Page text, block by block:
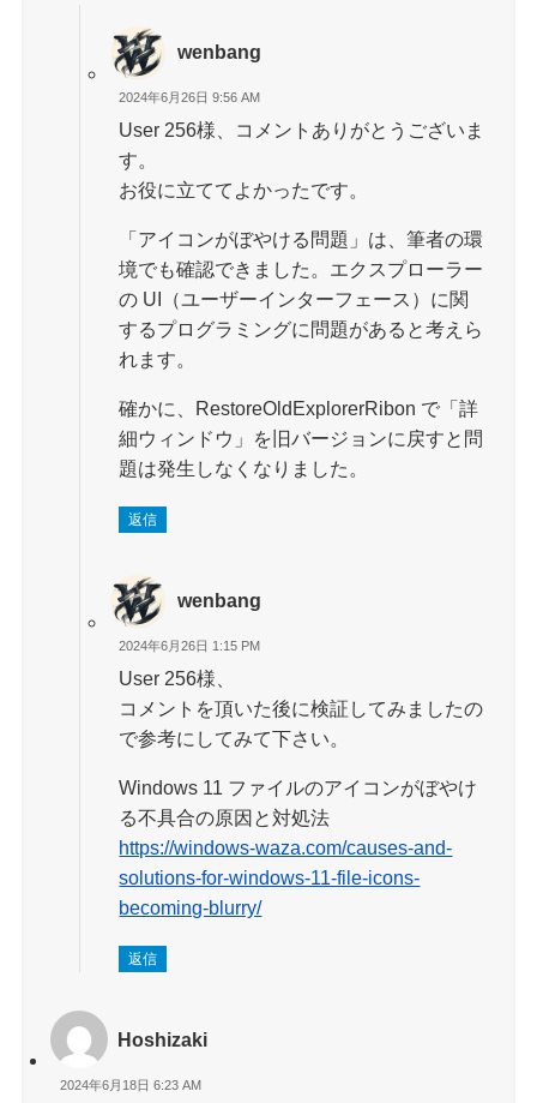
wenbang
2024年6月26日 9:56 AM
User 256様、コメントありがとうございま
す。
お役に立ててよかったです。
「アイコンがぼやける問題」は、筆者の環
境でも確認できました。エクスプローラー
の UI（ユーザーインターフェース）に関
するプログラミングに問題があると考えら
れます。
確かに、RestoreOldExplorerRibon で「詳
細ウィンドウ」を旧バージョンに戻すと問
題は発生しなくなりました。
返信
wenbang
2024年6月26日 1:15 PM
User 256様、
コメントを頂いた後に検証してみましたの
で参考にしてみて下さい。
Windows 11 ファイルのアイコンがぼやけ
る不具合の原因と対処法
https://windows-waza.com/causes-and-
solutions-for-windows-11-file-icons-
becoming-blurry/
返信
Hoshizaki
2024年6月18日 6:23 AM